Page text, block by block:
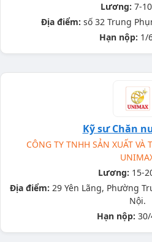
Lương: 7-
Địa điểm: số 32 Trung
Hạn nộp: 1/
Kỹ sư Chăn
CÔNG TY TNHH SẢN XUẤT
Lương: 15-
Địa điểm: 29 Yên Lãng, Phường
Nội.
Hạn nộp: